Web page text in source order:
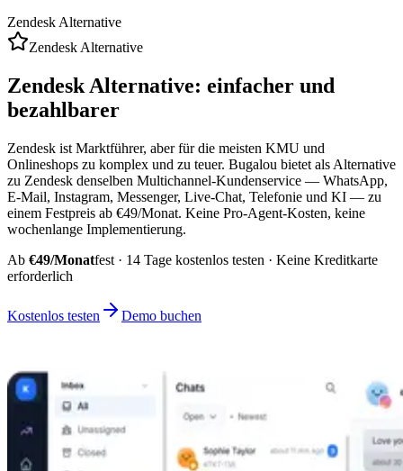
Zendesk Alternative
Zendesk Alternative
Zendesk Alternative: einfacher und
bezahlbarer
Zendesk ist Marktführer, aber für die meisten KMU und
Onlineshops zu komplex und zu teuer. Bugalou bietet als Alternative
zu Zendesk denselben Multichannel-Kundenservice — WhatsApp,
E-Mail, Instagram, Messenger, Live-Chat, Telefonie und KI — zu
einem Festpreis ab €49/Monat. Keine Pro-Agent-Kosten, keine
wochenlange Implementierung.
Ab €49/Monatfest · 14 Tage kostenlos testen · Keine Kreditkarte
erforderlich
Kostenlos testen Demo buchen